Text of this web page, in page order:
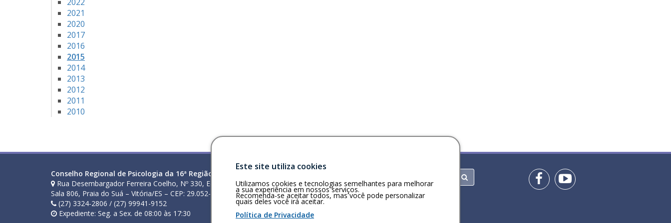
2021
2020
2017
2016
2015
2014
2013
2012
2011
2010
Conselho Regional de Psicologia da 16ª Região (ES)
Rua Desembargador Ferreira Coelho, Nº 330, Ed. Eldorado Center,
Sala 806, Praia do Suá – Vitória/ES – CEP: 29.052-210
(27) 3324-2806 / (27) 99941-9152
Expediente: Seg. a Sex. de 08:00 às 17:30
Este site utiliza cookies
Utilizamos cookies e tecnologias semelhantes para melhorar
a sua experiência em nossos serviços.
Recomenda-se aceitar todos, mas você pode personalizar
quais deles você irá aceitar.
Política de Privacidade